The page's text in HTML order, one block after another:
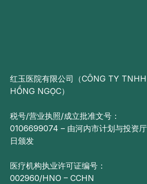
红玉医院有限公司（CÔNG TY
HỒNG NGỌC）
税号/营业执照/成立批准文号：
0106699074 – 由河内市计划与投资
日颁发
医疗机构执业许可证编号：
002960/HNO – CCHN